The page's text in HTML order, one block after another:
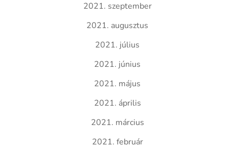
2021. szeptember
2021. augusztus
2021. július
2021. június
2021. május
2021. április
2021. március
2021. február